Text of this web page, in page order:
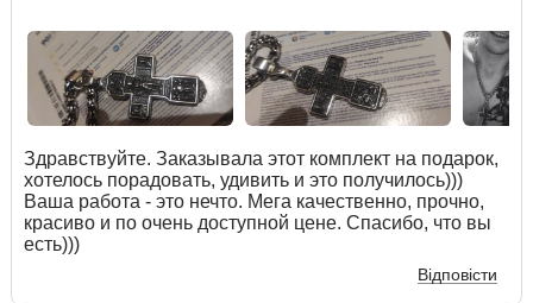
Здравствуйте. Заказывала этот комплект на подарок,
хотелось порадовать, удивить и это получилось)))
Ваша работа - это нечто. Мега качественно, прочно,
красиво и по очень доступной цене. Спасибо, что вы
есть)))
Відповісти